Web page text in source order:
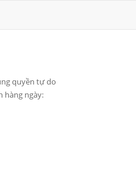
quyền tự do
hàng ngày: